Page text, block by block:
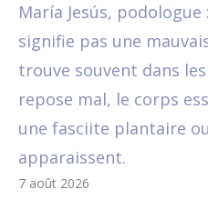
María Jesús, podologue
signifie pas une
trouve souvent dans
repose mal, le corps
une fasciite plantaire
apparaissent.
7 août 2026